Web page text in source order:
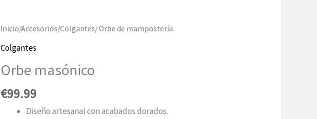
Inicio/Accesorios/Colgantes/ Orbe de mampostería
Colgantes
Orbe masónico
€99.99
Diseño artesanal con acabados dorados.